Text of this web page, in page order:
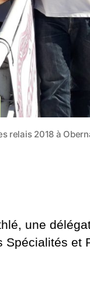
relais 2018 à
une
Spécialités et